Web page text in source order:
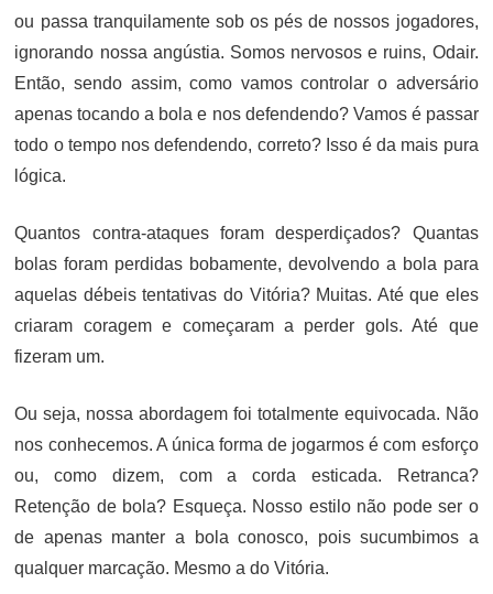
ou passa tranquilamente sob os pés de nossos jogadores,
ignorando nossa angústia. Somos nervosos e ruins, Odair.
Então, sendo assim, como vamos controlar o adversário
apenas tocando a bola e nos defendendo? Vamos é passar
todo o tempo nos defendendo, correto? Isso é da mais pura
lógica.
Quantos contra-ataques foram desperdiçados? Quantas
bolas foram perdidas bobamente, devolvendo a bola para
aquelas débeis tentativas do Vitória? Muitas. Até que eles
criaram coragem e começaram a perder gols. Até que
fizeram um.
Ou seja, nossa abordagem foi totalmente equivocada. Não
nos conhecemos. A única forma de jogarmos é com esforço
ou, como dizem, com a corda esticada. Retranca?
Retenção de bola? Esqueça. Nosso estilo não pode ser o
de apenas manter a bola conosco, pois sucumbimos a
qualquer marcação. Mesmo a do Vitória.